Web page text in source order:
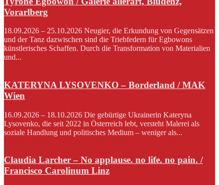
Vorarlberg
18.09.2026 – 25.10.2026 Neugier, die Erkundung von Gegensätzen
und der Tanz dazwischen sind die Triebfedern für Egbowons
künstlerisches Schaffen. Durch die Transformation von Materialien
und...
KATERYNA LYSOVENKO – Borderland / MAK
Wien
16.09.2026 – 18.10.2026 Die gebürtige Ukrainerin Kateryna
Lysovenko, die seit 2022 in Österreich lebt, versteht Malerei als
soziale Handlung und politisches Medium – weniger als...
Claudia Larcher – No applause. no life. no pain. /
Francisco Carolinum Linz